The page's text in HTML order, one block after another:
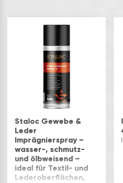
Staloc Gewebe &
Leder
Imprägnierspray –
wasser-, schmutz-
und ölbweisend –
ideal für Textil- und
Lederoberflächen,